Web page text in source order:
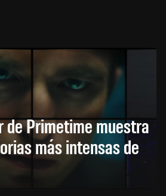
de Primetime muestra
más intensas de